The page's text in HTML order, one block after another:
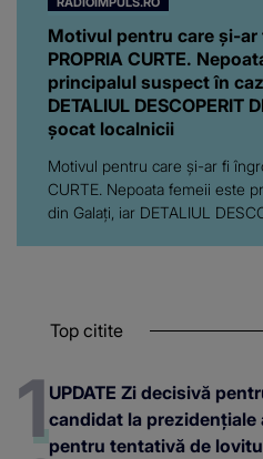
Motivul pentru care și-
PROPRIA CURTE.
principalul suspect în
DETALIUL DESCOPERIT
șocat localnicii
Motivul pentru care și-ar fi
CURTE. Nepoata femeii este
din Galați, iar DETALIUL
Top citite
UPDATE Zi decisivă
candidat la prezidențiale
pentru tentativă de